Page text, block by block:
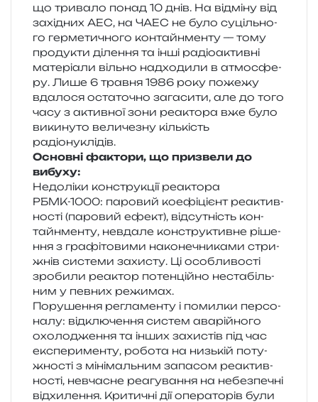
що три­ва­ло понад 10 днів. На від­мі­ну від
захі­дних АЕС, на ЧАЕС не було суціль­но­
го гер­ме­ти­чно­го кон­тайн­мен­ту — тому
про­ду­кти діле­н­ня та інші радіо­актив­ні
мате­рі­а­ли віль­но над­хо­ди­ли в атмо­сфе­
ру. Лише 6 трав­ня 1986 року поже­жу
вда­ло­ся оста­то­чно зага­си­ти, але до того
часу з актив­ної зони реакто­ра вже було
вики­ну­то вели­че­зну кіль­кість
радіонуклідів.
Основні факто­ри, що при­зве­ли до
вибуху:
Недоліки кон­стру­кції реакто­ра
РБМК-1000: паро­вий кое­фі­ці­єнт реактив­
но­сті (паро­вий ефект), від­су­тність кон­
тайн­мен­ту, невда­ле кон­стру­ктив­не ріше­
н­ня з гра­фі­то­ви­ми нако­не­чни­ка­ми стри­
жнів систе­ми захи­сту. Ці осо­бли­во­сті
зро­би­ли реактор потен­цій­но неста­біль­
ним у пев­них режимах.
Порушення регла­мен­ту і помил­ки пер­со­
на­лу: від­клю­че­н­ня систем ава­рій­но­го
охо­ло­дже­н­ня та інших захи­стів під час
екс­пе­ри­мен­ту, робо­та на низь­кій поту­
жно­сті з міні­маль­ним запа­сом реактив­
но­сті, нев­ча­сне реа­гу­ва­н­ня на небез­пе­чні
від­хи­ле­н­ня. Критичні дії опе­ра­то­рів були